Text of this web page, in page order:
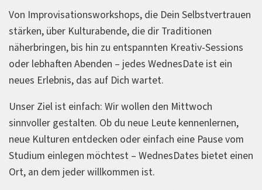
Von Improvisationsworkshops, die Dein Selbstvertrauen
stärken, über Kulturabende, die dir Traditionen
näherbringen, bis hin zu entspannten Kreativ-Sessions
oder lebhaften Abenden – jedes WednesDate ist ein
neues Erlebnis, das auf Dich wartet.
Unser Ziel ist einfach: Wir wollen den Mittwoch
sinnvoller gestalten. Ob du neue Leute kennenlernen,
neue Kulturen entdecken oder einfach eine Pause vom
Studium einlegen möchtest – WednesDates bietet einen
Ort, an dem jeder willkommen ist.